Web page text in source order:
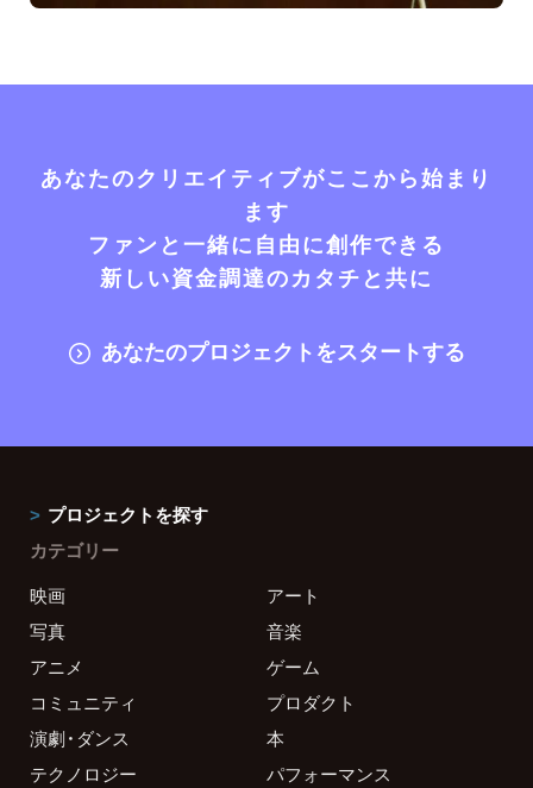
あなたのクリエイティブがここから始まり
ます
ファンと一緒に自由に創作できる
新しい資金調達のカタチと共に
あなたのプロジェクトをスタートする
プロジェクトを探す
カテゴリー
映画
アート
写真
音楽
アニメ
ゲーム
コミュニティ
プロダクト
演劇・ダンス
本
テクノロジー
パフォーマンス